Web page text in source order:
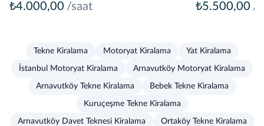
₺4.000,00 /saat ₺5.500,00 /
Tekne Kiralama Motoryat Kiralama Yat Kiralama
İstanbul Motoryat Kiralama Arnavutköy Motoryat Kiralama
Arnavutköy Tekne Kiralama Bebek Tekne Kiralama
Kuruçeşme Tekne Kiralama
Arnavutköy Davet Teknesi Kiralama Ortaköy Tekne Kiralama